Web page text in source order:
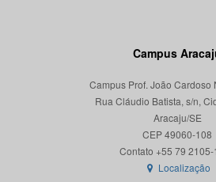
Campus
Campus Prof. João Cardoso
Rua Cláudio Batista, s/n,
Aracaju/SE
CEP 49060-108
Localização